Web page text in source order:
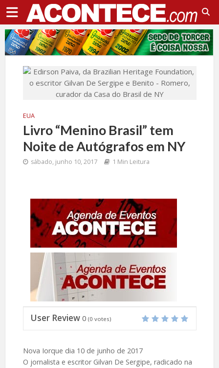
EUA
Livro “Menino Brasil” tem
Noite de Autógrafos em NY
sábado, junho 10, 2017 1 Min Leitura
User Review 0 (0 votes)
Nova Iorque dia 10 de junho de 2017
O jornalista e escritor Gilvan De Sergipe, radicado na